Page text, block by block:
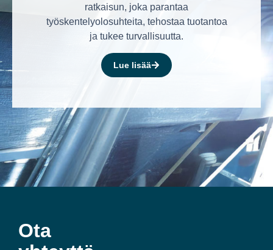
ratkaisun, joka parantaa
työskentelyolosuhteita, tehostaa tuotantoa
ja tukee turvallisuutta.
Lue lisää
Ota